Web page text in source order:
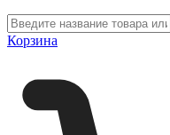
Корзина